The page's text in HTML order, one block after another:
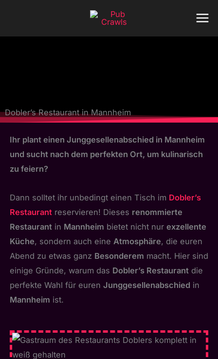
springen
Dobler’s Restaurant in Mannheim
Ihr plant einen Junggesellenabschied in Mannheim
und sucht nach dem perfekten Ort, um kulinarisch
zu feiern?
Dann solltet ihr unbedingt einen Tisch im Dobler’s
Restaurant reservieren! Dieses renommierte
Restaurant in Mannheim bietet nicht nur exzellente
Küche, sondern auch eine Atmosphäre, die euren
Abend zu etwas ganz Besonderem macht. Hier sind
einige Gründe, warum das Dobler’s Restaurant die
perfekte Wahl für euren Junggesellenabschied in
Mannheim ist.